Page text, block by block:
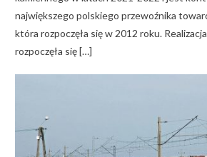
największego polskiego przewoźnika
która rozpoczęła się w 2012 roku.
rozpoczęła się […]